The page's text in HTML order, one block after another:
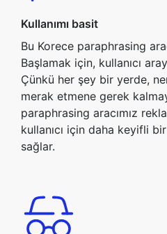
Kullanımı basit
Bu Korece paraphrasing
Başlamak için, kullanıcı
Çünkü her şey bir yerde,
merak etmene gerek
paraphrasing aracımız
kullanıcı için daha keyifli
sağlar.